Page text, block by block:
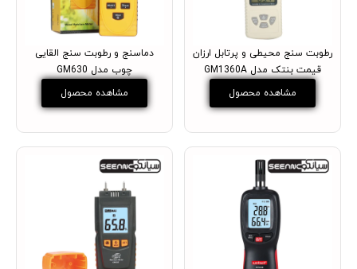
رطوبت سنج محیطی و پرتابل ارزان
قیمت بنتک مدل GM1360A
مشاهده محصول
دماسنج و رطوبت سنج القایی
چوب مدل GM630
مشاهده محصول